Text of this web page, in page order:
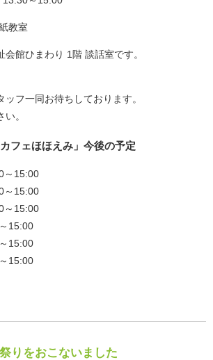
教室
館ひまわり 1階 談話室です。
フ一同お待ちしております。
。
フェほほえみ」今後の予定
～15:00
～15:00
～15:00
15:00
15:00
15:00
りをおこないました